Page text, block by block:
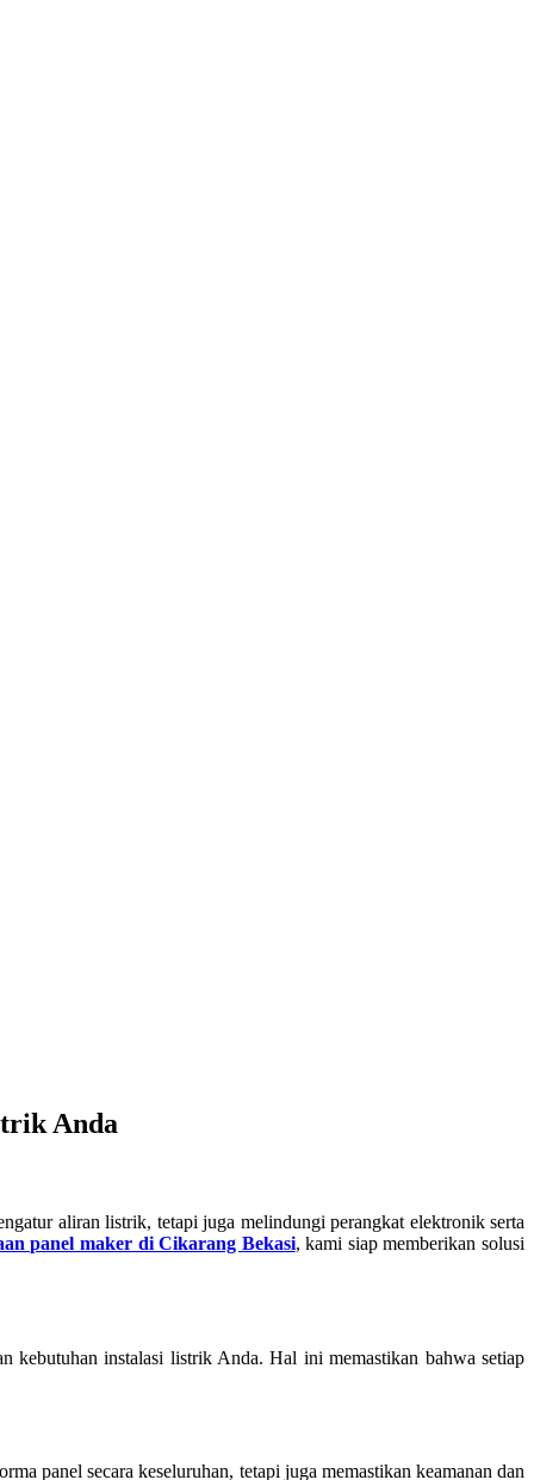
Anda
aliran listrik, tetapi juga melindungi perangkat elektronik serta
panel maker di Cikarang Bekasi, kami siap memberikan solusi
kebutuhan instalasi listrik Anda. Hal ini memastikan bahwa setiap
panel secara keseluruhan, tetapi juga memastikan keamanan dan